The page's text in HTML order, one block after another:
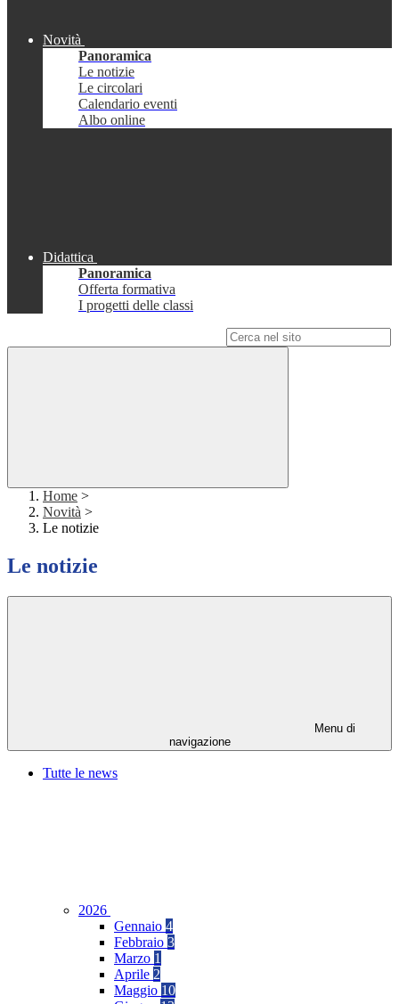
Novità
Panoramica
Le notizie
Le circolari
Calendario eventi
Albo online
Didattica
Panoramica
Offerta formativa
I progetti delle classi
Home >
Novità >
Le notizie
Le notizie
Menu di
navigazione
Tutte le news
2026
Gennaio 4
Febbraio 3
Marzo 1
Aprile 2
Maggio 10